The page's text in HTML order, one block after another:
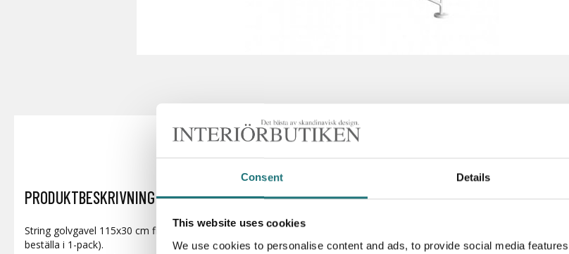
Consent Details
This website uses cookies
We use cookies to personalise content and ads, to provide social media
PRODUKTBESKRIVNING
String golvgavel 115x30 cm finns i två olika färger och säljs här i 2-pack (finns också att
beställa i 1-pack).